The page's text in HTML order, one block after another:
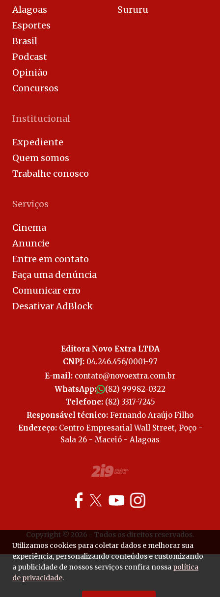
Alagoas
Esportes
Brasil
Podcast
Opinião
Concursos
Sururu
Institucional
Expediente
Quem somos
Trabalhe conosco
Serviços
Cinema
Anuncie
Entre em contato
Faça uma denúncia
Comunicar erro
Desativar AdBlock
Editora Novo Extra LTDA
CNPJ:04.246.456/0001-97
E-mail: contato@novoextra.com.br
WhatsApp:
(82) 99982-0322
Telefone:(82) 3317-7245
Responsável técnico: Fernando Araújo Filho
Endereço:Centro Empresarial Wall Street, Poço -
Sala 26 - Maceió - Alagoas
Copyright © 2026 - Todos os direitos reservados.
Utilizamos cookies para coletar dados e melhorar sua
experiência, personalizando conteúdos e customizando
a publicidade de nossos serviços confira nossa política
de privacidade.